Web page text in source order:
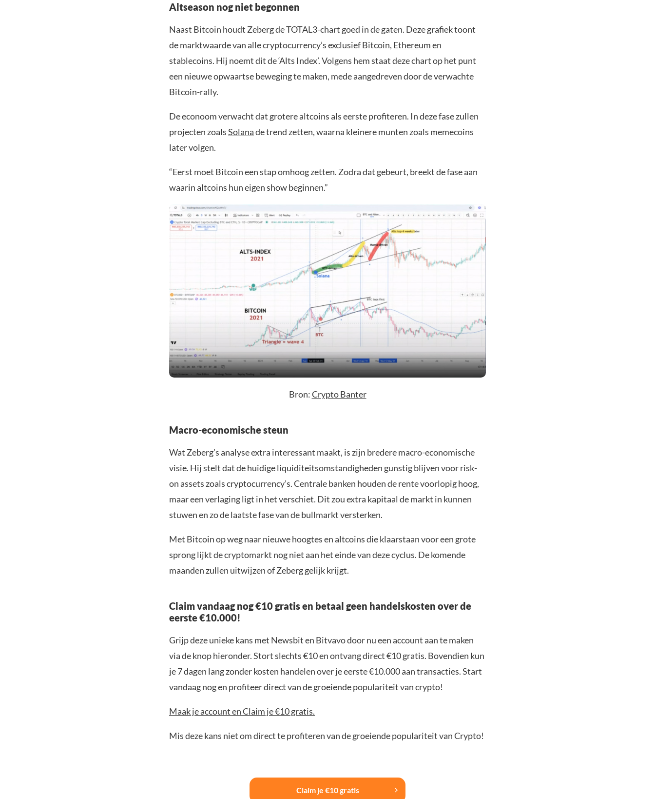
Altseason nog niet begonnen
Naast Bitcoin houdt Zeberg de TOTAL3-chart goed in de gaten. Deze grafiek toont
de marktwaarde van alle cryptocurrency’s exclusief Bitcoin, Ethereumen
stablecoins. Hij noemt dit de ‘Alts Index’. Volgens hem staat deze chart op het punt
een nieuwe opwaartse beweging te maken, mede aangedreven door de verwachte
Bitcoin-rally.
De econoom verwacht dat grotere altcoins als eerste profiteren. In deze fase zullen
projecten zoalsSolanade trend zetten, waarna kleinere munten zoals memecoins
later volgen.
“Eerst moet Bitcoin een stap omhoog zetten. Zodra dat gebeurt, breekt de fase aan
waarin altcoins hun eigen show beginnen.”
Bron:Crypto Banter
Macro-economische steun
Wat Zeberg’s analyse extra interessant maakt, is zijn bredere macro-economische
visie. Hij stelt dat de huidige liquiditeitsomstandigheden gunstig blijven voor risk-
on assets zoals cryptocurrency’s. Centrale banken houden de rente voorlopig hoog,
maar een verlaging ligt in het verschiet. Dit zou extra kapitaal de markt in kunnen
stuwen en zo de laatste fase van de bullmarkt versterken.
Met Bitcoin op weg naar nieuwe hoogtes en altcoins die klaarstaan voor een grote
sprong lijkt de cryptomarkt nog niet aan het einde van deze cyclus. De komende
maanden zullen uitwijzen of Zeberg gelijk krijgt.
Claim vandaag nog €10 gratis en betaal geen handelskosten over de
eerste €10.000!
Grijp deze unieke kans met Newsbit en Bitvavo door nu een account aan te maken
via de knop hieronder. Stort slechts €10 en ontvang direct €10 gratis. Bovendien kun
je 7 dagen lang zonder kosten handelen over je eerste €10.000 aan transacties. Start
vandaag nog en profiteer direct van de groeiende populariteit van crypto!
Maak je account en Claim je €10 gratis.
Mis deze kans niet om direct te profiteren van de groeiende populariteit van Crypto!
Claim je €10 gratis